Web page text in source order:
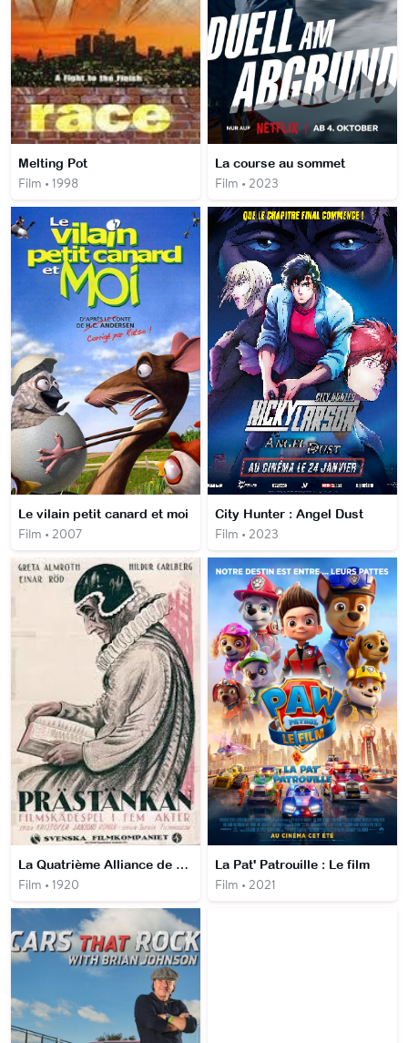
Melting Pot
Film • 1998
La course au sommet
Film • 2023
Le vilain petit canard et moi
Film • 2007
City Hunter : Angel Dust
Film • 2023
La Quatrième Alliance de dame Marguerite
Film • 1920
La Pat' Patrouille : Le film
Film • 2021